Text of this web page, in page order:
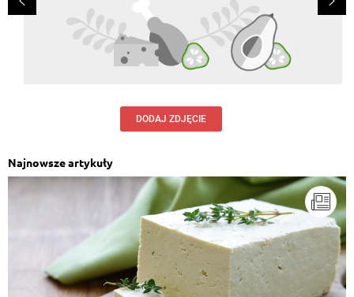
DODAJ ZDJĘCIE
Najnowsze artykuły